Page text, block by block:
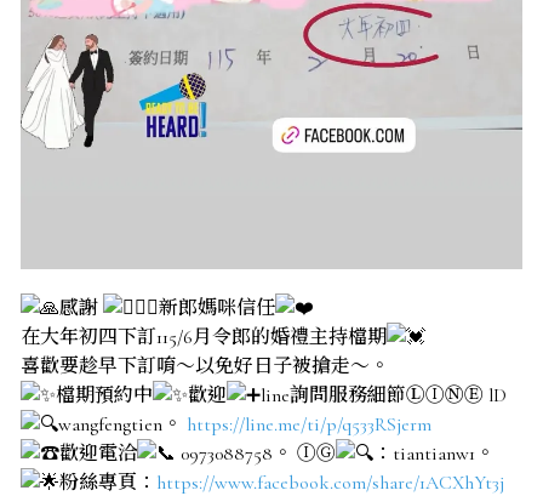
感謝
新郎媽咪信任
在大年初四下訂115/6月令郎的婚禮主持檔期
喜歡要趁早下訂唷～以免好日子被搶走～。
檔期預約中
歡迎
line詢問服務細節ⓁⒾⓃⒺ lD
wangfengtien。 https://line.me/ti/p/q533RSjerm
歡迎電洽
0973088758。 ⒾⒼ
：tiantianw1。
粉絲專頁： https://www.facebook.com/share/1ACXhYt3j